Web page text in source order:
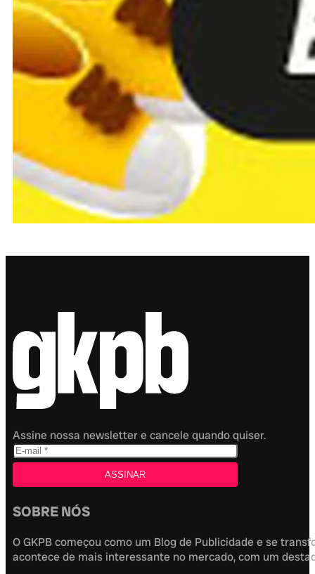
Assine nossa newsletter e cancele quando quiser.
SOBRE NÓS
O GKPB começou como um Blog de Publicidade e se
acontece de mais interessante no mercado, com um